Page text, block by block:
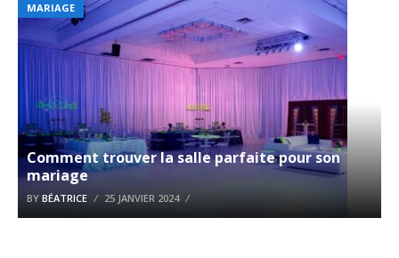
MARIAGE
Comment trouver la salle parfaite pour son
mariage
BY BÉATRICE 25 JANVIER 2024